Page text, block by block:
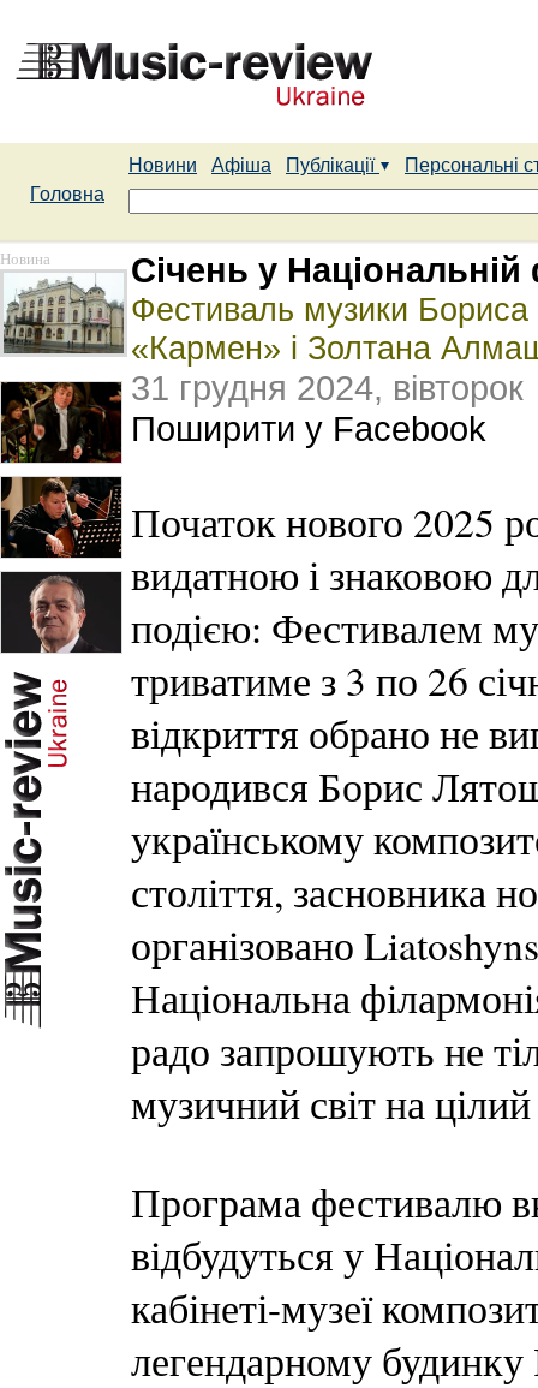
Новини Афіша Публікації
Персональні
Головна
Новина Січень у Національній
Фестиваль музики
«Кармен» і Золтана
31 грудня 2024, вівторок
Поширити у Facebook
Початок нового 2025
видатною і знаковою
подією: Фестивалем
триватиме з 3 по 26
відкриття обрано не
народився Борис
українському
століття, засновника
організовано
Національна
радо запрошують не
музичний світ на
Програма фестивалю
відбудуться у
кабінеті-музеї
легендарному